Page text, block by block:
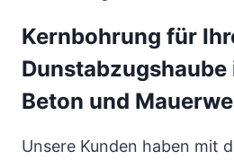
Kernbohrung für
Dunstabzugshaube
Beton und
Unsere Kunden haben mit